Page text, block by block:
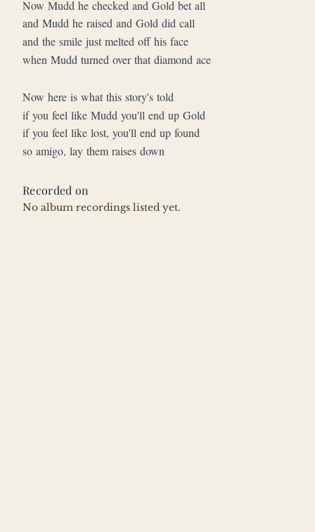
Now Mudd he checked and Gold bet all
and Mudd he raised and Gold did call
and the smile just melted off his face
when Mudd turned over that diamond ace
Now here is what this story's told
if you feel like Mudd you'll end up Gold
if you feel like lost, you'll end up found
so amigo, lay them raises down
Recorded on
No album recordings listed yet.